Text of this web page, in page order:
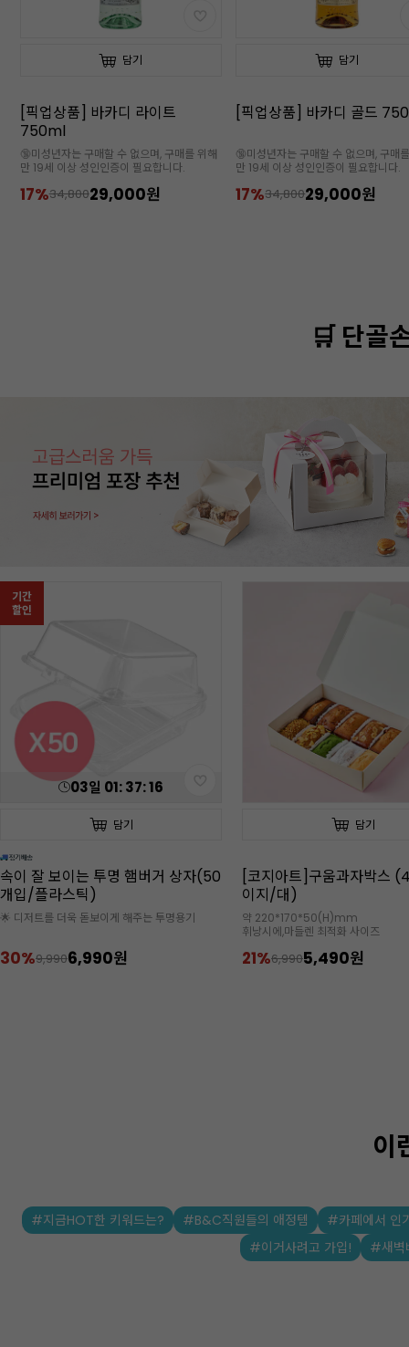
담기
[픽업상품] 바카디 골드 750ml
🔞미성년자는 구매할 수 없으며, 구매를 위해
만 19세 이상 성인인증이 필요합니다.
17%34,80029,000원
담기
[픽업상품] 네그리타 다크
🔞미성년자는 구매할 수 없으며, 구매
만 19세 이상 성인인증이 필요합니다.
16%45,00037,900원
🛒 단골
담기
[1인 1개] 앵커FP 무염버터(454g)
특가EVENT!
✅첫구매고객 1인1개 EVENT!🧊 아이스박스 추가
22%7,9006,190원
담기
[끼리]크림치즈(1kg)
🧊 아이스박스 추가 구매 필수
35%29,80019,500원
이
#지금HOT한 키워드는? #B&C직원들의 애정템
#카페에서 인
#이거사려고 가입!
#새벽